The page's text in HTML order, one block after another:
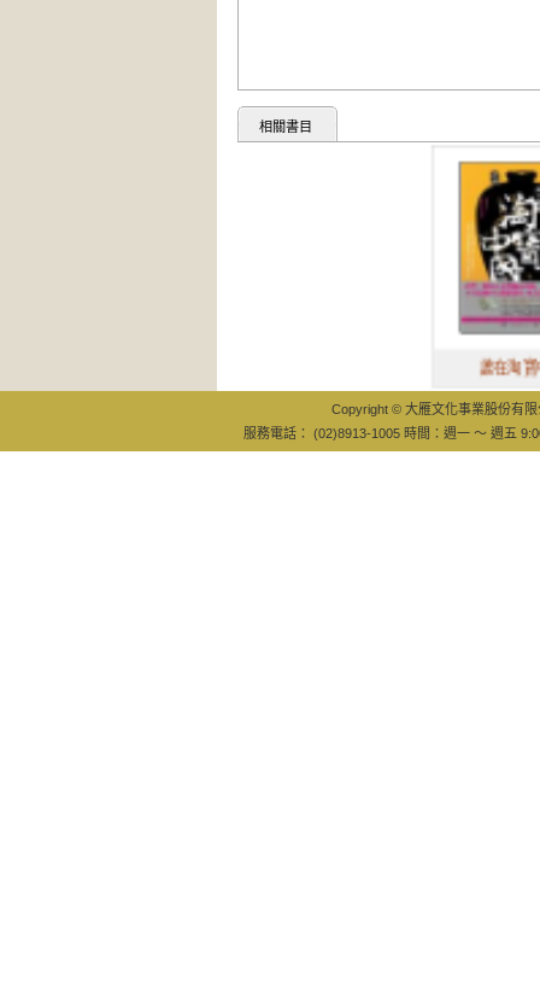
相關書目
誰在淘寶中國
Copyright © 大雁文化事業股份有
服務電話： (02)8913-1005 時間：週一 ～ 週五